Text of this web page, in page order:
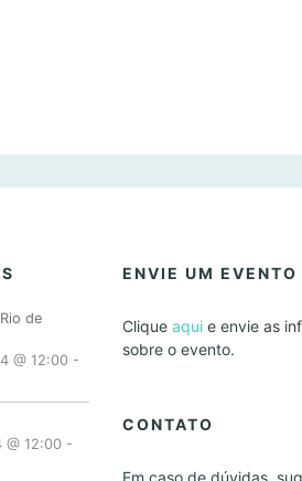
de
@ 12:00 -
@ 12:00 -
ENVIE UM EVENTO
Clique aquie envie as
sobre o evento.
CONTATO